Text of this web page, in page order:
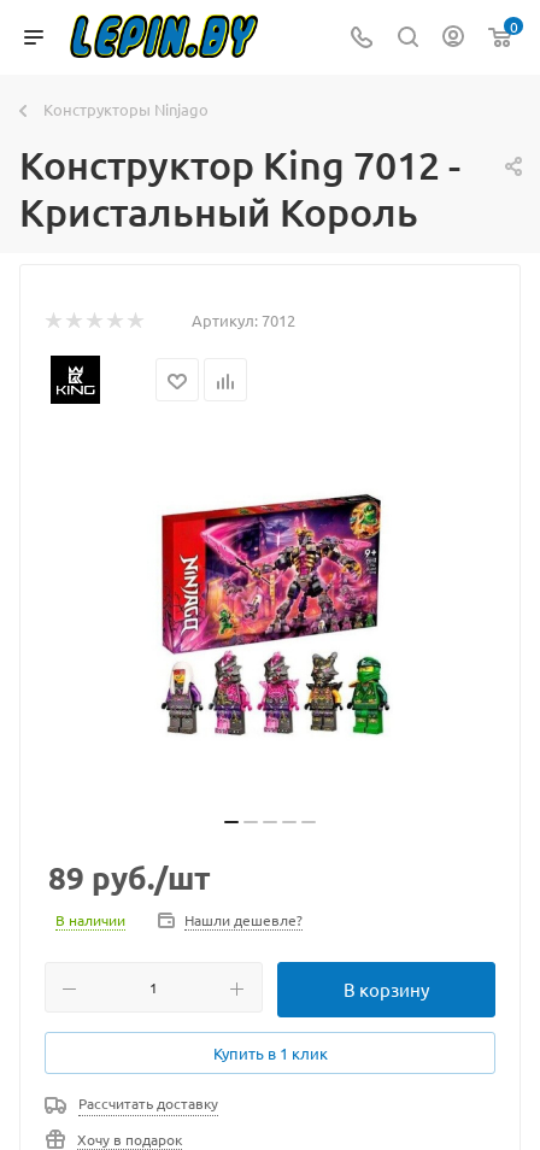
0
Конструкторы Ninjago
Конструктор King 7012 -
Кристальный Король
Артикул: 7012
89 руб./шт
В наличии Нашли дешевле?
В корзину
Купить в 1 клик
Рассчитать доставку
Хочу в подарок